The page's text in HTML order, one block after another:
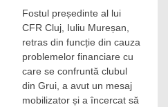
de
la
CFR
Cluj,
Mureșan
îi
încurajează
Fostul președinte al lui
CFR Cluj, Iuliu Mureșan,
retras din funcție din cauza
problemelor financiare cu
care se confruntă clubul
din Grui, a avut un mesaj
mobilizator și a încercat să